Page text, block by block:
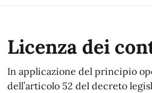
Licenza dei
In applicazione del principio
dell’articolo 52 del decreto